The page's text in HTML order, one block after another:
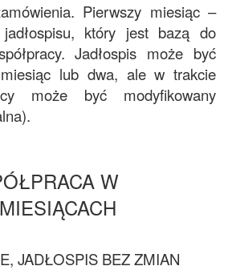
Pierwszy miesiąc –
który jest bazą do
Jadłospis może być
lub dwa, ale w trakcie
może być modyfikowany
W
JADŁOSPIS BEZ ZMIAN